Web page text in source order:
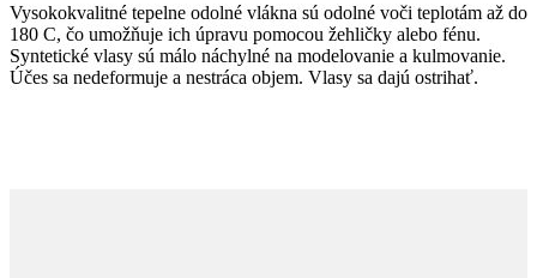
Vysokokvalitné tepelne odolné vlákna sú odolné voči teplotám až do
180 C, čo umožňuje ich úpravu pomocou žehličky alebo fénu.
Syntetické vlasy sú málo náchylné na modelovanie a kulmovanie.
Účes sa nedeformuje a nestráca objem. Vlasy sa dajú ostrihať.